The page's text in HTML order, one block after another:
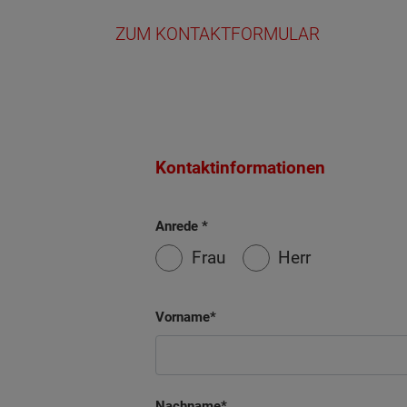
ZUM KONTAKTFORMULAR
Kontaktinformationen
Anrede
Frau Herr
Vorname
Wonach